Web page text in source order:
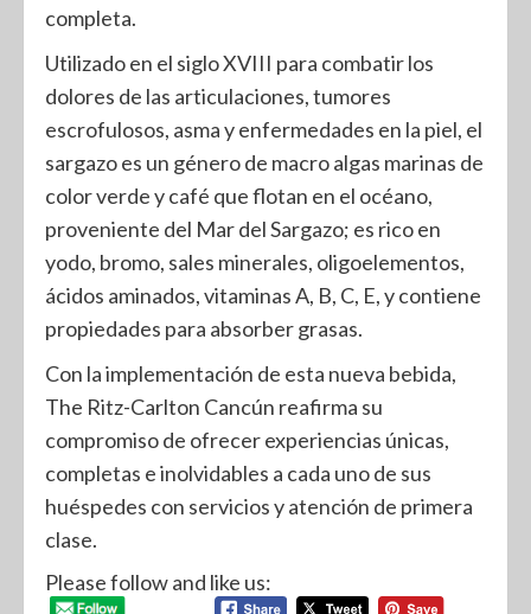
completa.
Utilizado en el siglo XVIII para combatir los
dolores de las articulaciones, tumores
escrofulosos, asma y enfermedades en la piel, el
sargazo es un género de macro algas marinas de
color verde y café que flotan en el océano,
proveniente del Mar del Sargazo; es rico en
yodo, bromo, sales minerales, oligoelementos,
ácidos aminados, vitaminas A, B, C, E, y contiene
propiedades para absorber grasas.
Con la implementación de esta nueva bebida,
The Ritz-Carlton Cancún reafirma su
compromiso de ofrecer experiencias únicas,
completas e inolvidables a cada uno de sus
huéspedes con servicios y atención de primera
clase.
Please follow and like us: